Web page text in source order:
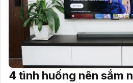
4 tình huống nên sắm